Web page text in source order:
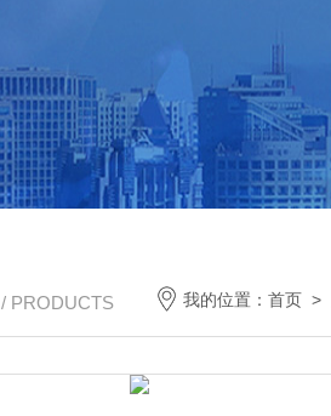
/ PRODUCTS 我的位置：首页 >